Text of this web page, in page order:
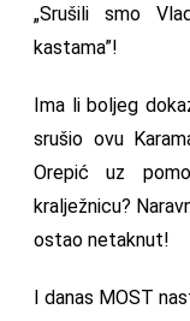
„Srušili smo
kastama”!
Ima li boljeg
srušio ovu
Orepić uz
kralježnicu?
ostao netaknut!
I danas MOST